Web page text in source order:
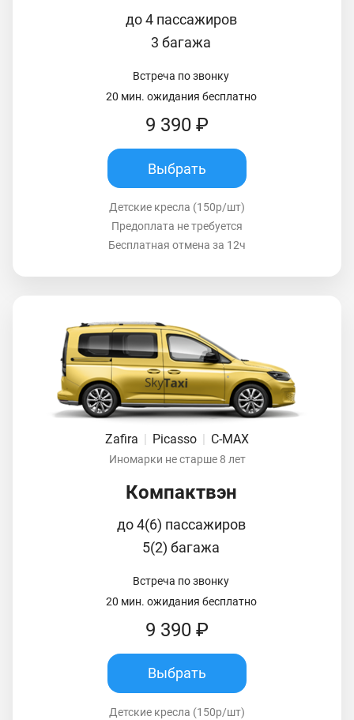
до 4 пассажиров
3 багажа
Встреча по звонку
20 мин. ожидания бесплатно
9 390 ₽
Выбрать
Детские кресла (150р/шт)
Предоплата не требуется
Бесплатная отмена за 12ч
Zafira | Picasso | C-MAX
Иномарки не старше 8 лет
Компактвэн
до 4(6) пассажиров
5(2) багажа
Встреча по звонку
20 мин. ожидания бесплатно
9 390 ₽
Выбрать
Детские кресла (150р/шт)